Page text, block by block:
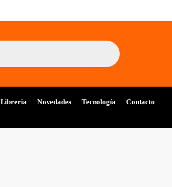
Libreria Novedades Tecnología Contacto